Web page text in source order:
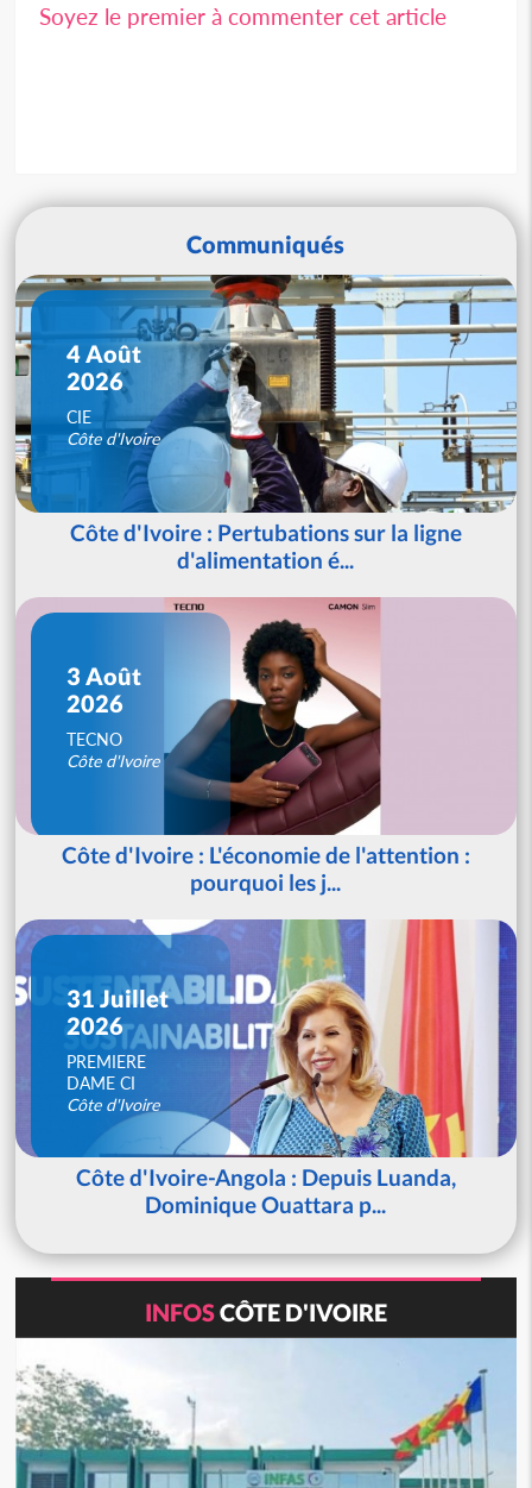
Soyez le premier à commenter cet article
Communiqués
4 Août
2026
CIE
Côte d'Ivoire
Côte d'Ivoire : Pertubations sur la ligne
d'alimentation é...
3 Août
2026
TECNO
Côte d'Ivoire
Côte d'Ivoire : L'économie de l'attention :
pourquoi les j...
31 Juillet
2026
PREMIERE
DAME CI
Côte d'Ivoire
Côte d'Ivoire-Angola : Depuis Luanda,
Dominique Ouattara p...
INFOSCÔTE D'IVOIRE